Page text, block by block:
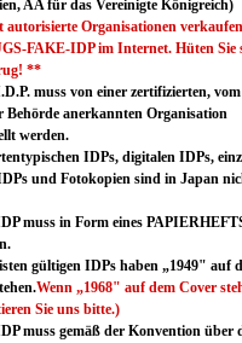
AA für das Vereinigte Königreich)
autorisierte Organisationen verkaufen
FAKE-IDP im Internet. Hüten Sie
**
muss von einer zertifizierten,
Behörde anerkannten Organisation
werden.
IDPs, digitalen IDPs,
und Fotokopien sind in Japan
muss in Form eines
gültigen IDPs haben „1949" auf
Wenn „1968" auf dem Cover
Sie uns bitte.)
muss gemäß der Konvention über